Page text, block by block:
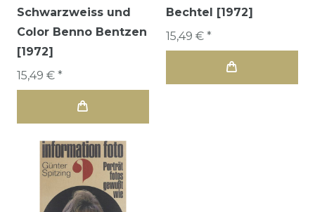
Schwarzweiss und
Color Benno Bentzen
[1972]
15,49 € *
Bechtel [1972]
15,49 € *